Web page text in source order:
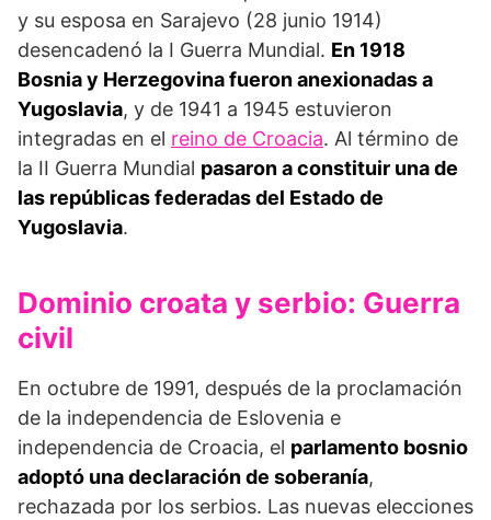
y su esposa en Sarajevo (28 junio 1914)
desencadenó la I Guerra Mundial. En 1918
Bosnia y Herzegovina fueron anexionadas a
Yugoslavia, y de 1941 a 1945 estuvieron
integradas en el reino de Croacia. Al término de
la II Guerra Mundial pasaron a consti­tuir una de
las repúblicas federadas del Estado de
Yugoslavia.
Dominio croata y serbio: Guerra
civil
En octubre de 1991, después de la proclamación
de la inde­pendencia de Eslovenia e
independencia de Croacia, el parlamento bosnio
adop­tó una declaración de soberanía,
rechazada por los serbios. Las nuevas elecciones